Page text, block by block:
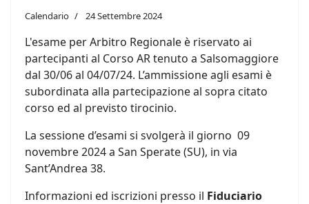
Calendario 24 Settembre 2024
L'esame per Arbitro Regionale è riservato ai
partecipanti al Corso AR tenuto a Salsomaggiore
dal 30/06 al 04/07/24. L’ammissione agli esami è
subordinata alla partecipazione al sopra citato
corso ed al previsto tirocinio.
La sessione d’esami si svolgerà il giorno 09
novembre 2024 a San Sperate (SU), in via
Sant’Andrea 38.
Informazioni ed iscrizioni presso il Fiduciario